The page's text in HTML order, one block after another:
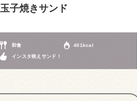
玉子焼きサンド
和食 401kcal
インスタ映えサンド！